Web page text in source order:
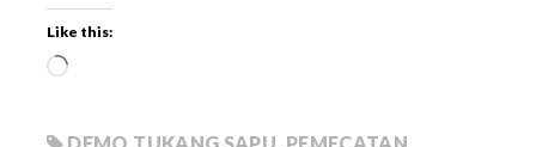
Like this: